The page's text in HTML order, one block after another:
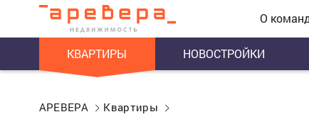
О
КВАРТИРЫ НОВОСТРОЙКИ
АРЕВЕРА Квартиры